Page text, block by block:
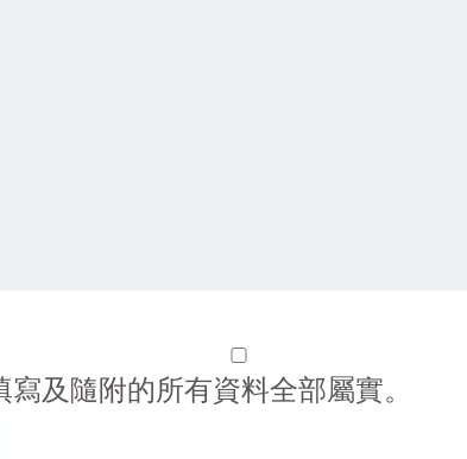
及隨附的所有資料全部屬實。